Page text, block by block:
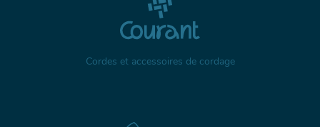
Cordes et accessoires de cordage